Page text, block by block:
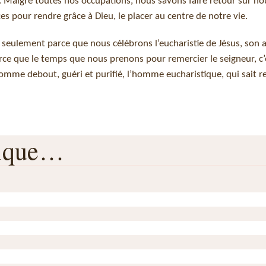
pour rendre grâce à Dieu, le placer au centre de notre vie.
parce que nous célébrons l’eucharistie de Jésus, son
que le temps que nous prenons pour remercier le seigneur,
debout, guéri et purifié, l’homme eucharistique, qui sait